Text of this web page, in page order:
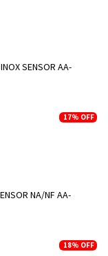
SENSOR AA-
17% OFF
NA/NF AA-
18% OFF